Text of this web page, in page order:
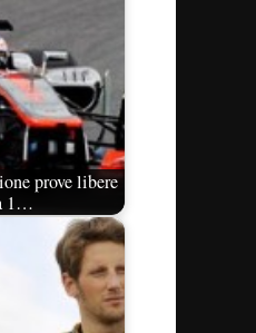
prove libere
1…